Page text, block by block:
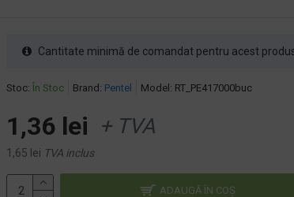
Stoc: În Stoc Brand: Pentel Model: RT_PE417000buc
1,36 lei + TVA
1,65 lei TVA inclus
ADAUGĂ ÎN COŞ
Cantitate minimă de comandat pentru acest